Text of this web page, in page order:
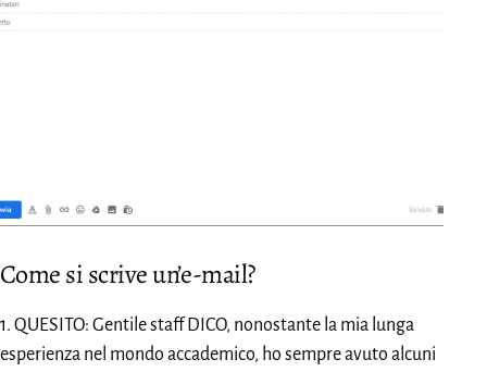
Come si scrive un’e-mail?
1. QUESITO: Gentile staff DICO, nonostante la mia lunga
esperienza nel mondo accademico, ho sempre avuto alcuni